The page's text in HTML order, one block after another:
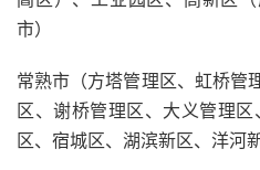
市）
常熟市（方塔管理区、虹桥管
区、谢桥管理区、大义管理
区、宿城区、湖滨新区、洋河